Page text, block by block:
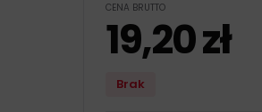
CENA BRUTTO
19,20zł
Brak